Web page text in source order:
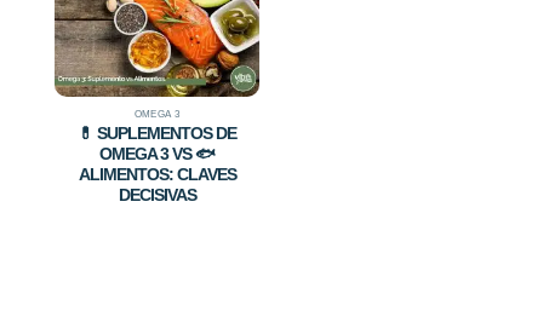
OMEGA 3
💊 SUPLEMENTOS DE
OMEGA 3 VS 🐟
ALIMENTOS: CLAVES
DECISIVAS